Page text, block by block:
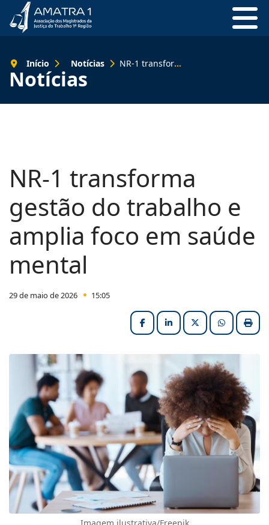
Notícias
Início Notícias NR-1 transforma gestão do trabalho e amplia foco em saúde mental
NR-1 transforma
gestão do trabalho e
amplia foco em saúde
mental
29 de maio de 2026 15:05
FacebookLinkedInX (formerly
Imagem ilustrativa/Freepik